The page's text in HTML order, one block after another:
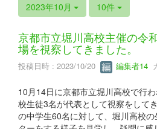
2023年10月 10件
京都市立堀川高校主催の令
場を視察してきました。
投稿日時 : 2023/10/20 編集者14
10月14日に京都市立堀川高校で行
校生徒3名が代表として視察をして
の中学生60名に対して、堀川高校